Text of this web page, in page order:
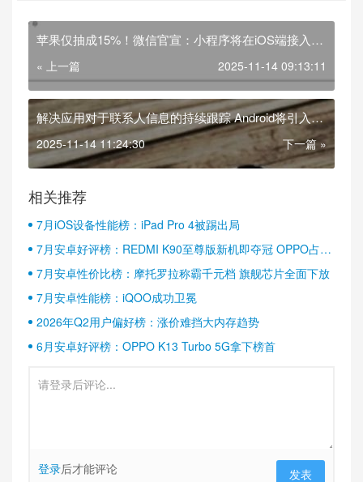
苹果仅抽成15%！微信官宣：小程序将在iOS端接入虚
拟支付
« 上一篇 2025-11-14 09:13:11
解决应用对于联系人信息的持续跟踪 Android将引入新
“联系人选择器”
2025-11-14 11:24:30 下一篇 »
相关推荐
7月iOS设备性能榜：iPad Pro 4被踢出局
7月安卓好评榜：REDMI K90至尊版新机即夺冠 OPPO占据
半壁江山
7月安卓性价比榜：摩托罗拉称霸千元档 旗舰芯片全面下放
7月安卓性能榜：iQOO成功卫冕
2026年Q2用户偏好榜：涨价难挡大内存趋势
6月安卓好评榜：OPPO K13 Turbo 5G拿下榜首
登录后才能评论 发表